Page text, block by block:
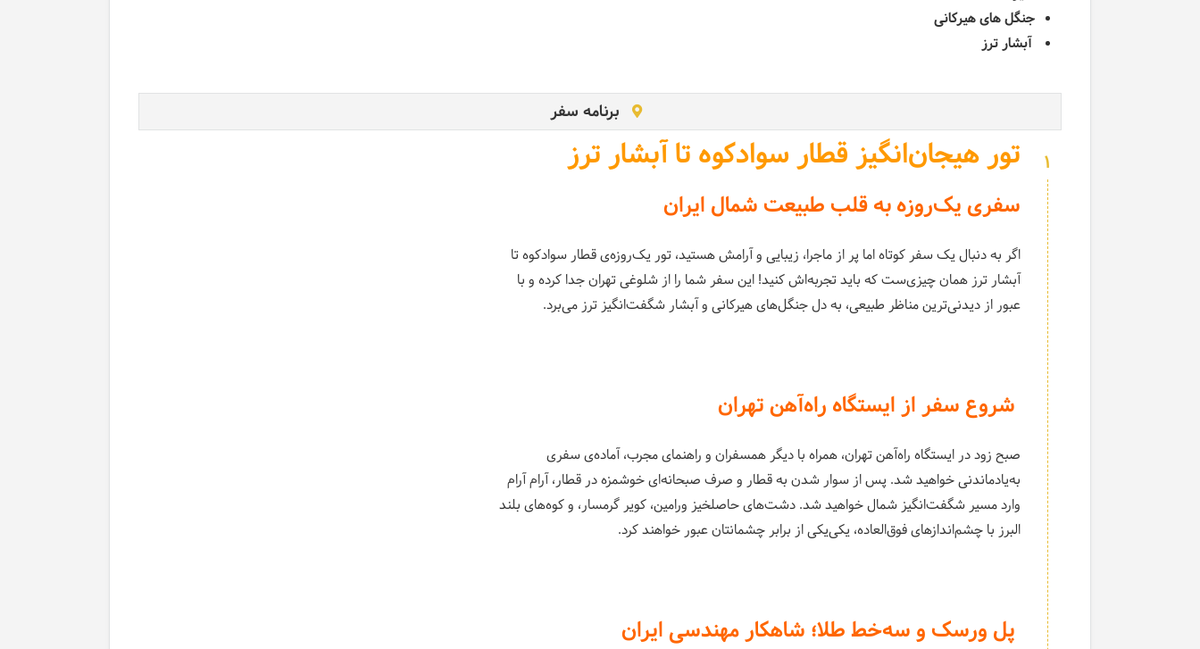
جنگل های هیرکانی
آبشار ترز
برنامه سفر
1 تور هیجان‌انگیز قطار سوادکوه تا آبشار ترز
سفری یک‌روزه به قلب طبیعت شمال ایران
اگر به دنبال یک سفر کوتاه اما پر از ماجرا، زیبایی و آرامش هستید، تور یک‌روزه‌ی قطار سوادکوه تا
آبشار ترز همان چیزی‌ست که باید تجربه‌اش کنید! این سفر شما را از شلوغی تهران جدا کرده و با
عبور از دیدنی‌ترین مناظر طبیعی، به دل جنگل‌های هیرکانی و آبشار شگفت‌انگیز ترز می‌برد.
شروع سفر از ایستگاه راه‌آهن تهران
صبح زود در ایستگاه راه‌آهن تهران، همراه با دیگر همسفران و راهنمای مجرب، آماده‌ی سفری
به‌یادماندنی خواهید شد. پس از سوار شدن به قطار و صرف صبحانه‌ای خوشمزه در قطار، آرام آرام
وارد مسیر شگفت‌انگیز شمال خواهید شد. دشت‌های حاصلخیز ورامین، کویر گرمسار، و کوه‌های بلند
البرز با چشم‌اندازهای فوق‌العاده، یکی‌یکی از برابر چشمانتان عبور خواهند کرد.
پل ورسک و سه‌خط طلا؛ شاهکار مهندسی ایران